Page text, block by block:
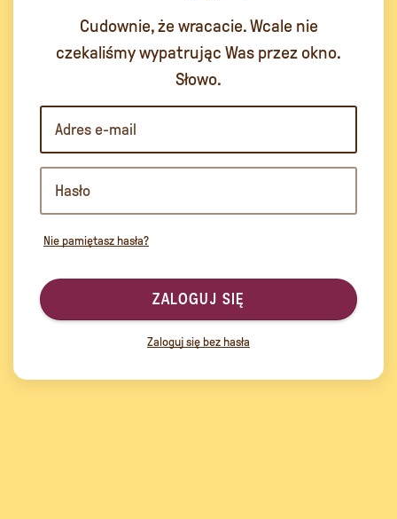
Cudownie, że wracacie. Wcale nie
czekaliśmy wypatrując Was przez okno.
Słowo.
Nie pamiętasz hasła?
ZALOGUJ SIĘ
Zaloguj się bez hasła